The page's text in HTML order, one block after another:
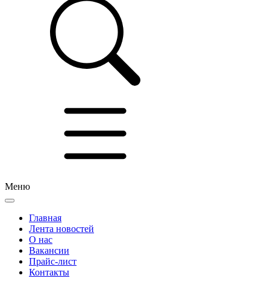
Меню
Главная
Лента новостей
О нас
Вакансии
Прайс-лист
Контакты